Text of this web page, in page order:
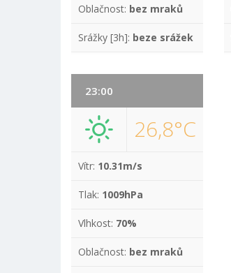
Oblačnost: bez mraků
Srážky [3h]: beze srážek
23:00
26,8°C
Vítr: 10.31m/s
Tlak: 1009hPa
Vlhkost: 70%
Oblačnost: bez mraků